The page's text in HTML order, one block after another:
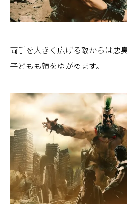
両手を大きく広げる敵からは悪
子どもも顔をゆがめます。